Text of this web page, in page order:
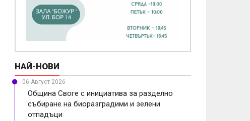
НАЙ-НОВИ
06 Август 2026
Община Своге с инициатива за разделно
събиране на биоразградими и зелени
отпадъци